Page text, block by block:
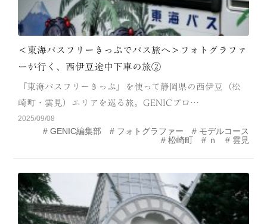
＜東海バスフリーきっぷでバス旅へ＞フォトグラファ
ーが行く、西伊豆途中下車の旅②
『東海バスフリーきっぷ』を使って静岡県の西伊豆（松
崎町・雲見）エリアを巡る旅。GENICプロ…
2025/09/08
GENIC編集部 フォトグラファー
モデルコース
松崎町
ｎ 雲見